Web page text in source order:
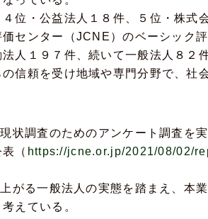
位・公益法人１８件、５位・株式
センター（JCNE）のベーシック
人１９７件、続いて一般法人８２
信頼を受け地域や専門分野で、社
状調査のためのアンケート調査を
（ https://jcne.or.jp/2021/08/02/
がる一般法人の実態を踏まえ、本
えている。